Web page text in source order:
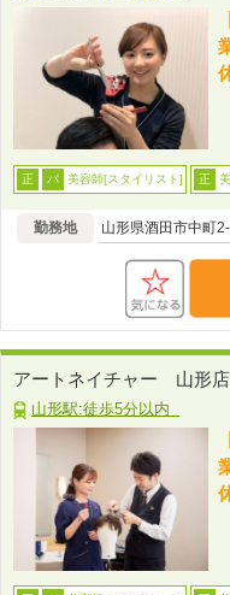
正 パ 美容師[スタイリスト] 正
勤務地 山形県酒田市中町
アートネイチャー 山形店
山形駅:徒歩5分以内